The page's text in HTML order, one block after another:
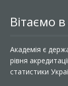
Вітаємо
Академія є
рівня
статистики